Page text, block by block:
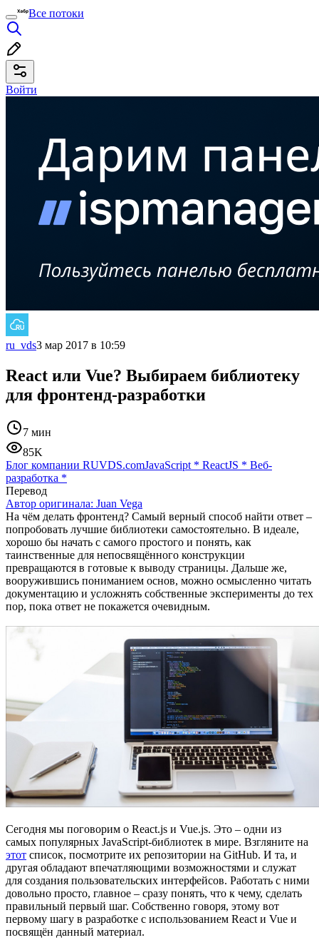
Все потоки
Войти
ru_vds3 мар 2017 в 10:59
React или Vue? Выбираем библиотеку
для фронтенд-разработки
7 мин
85K
Блог компании RUVDS.comJavaScript * ReactJS * Веб-
разработка *
Перевод
Автор оригинала: Juan Vega
На чём делать фронтенд? Самый верный способ найти ответ –
попробовать лучшие библиотеки самостоятельно. В идеале,
хорошо бы начать с самого простого и понять, как
таинственные для непосвящённого конструкции
превращаются в готовые к выводу страницы. Дальше же,
вооружившись пониманием основ, можно осмысленно читать
документацию и усложнять собственные эксперименты до тех
пор, пока ответ не покажется очевидным.
Сегодня мы поговорим о React.js и Vue.js. Это – одни из
самых популярных JavaScript-библиотек в мире. Взгляните на
этот список, посмотрите их репозитории на GitHub. И та, и
другая обладают впечатляющими возможностями и служат
для создания пользовательских интерфейсов. Работать с ними
довольно просто, главное – сразу понять, что к чему, сделать
правильный первый шаг. Собственно говоря, этому вот
первому шагу в разработке с использованием React и Vue и
посвящён данный материал.